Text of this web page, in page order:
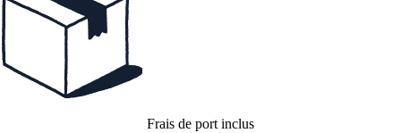
Frais de port inclus